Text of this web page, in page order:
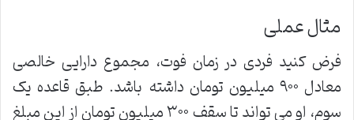
مثال عملی
فرض کنید فردی در زمان فوت، مجموع دارایی خالصی
معادل ۹۰۰ میلیون تومان داشته باشد. طبق قاعده یک
سوم، او می تواند تا سقف ۳۰۰ میلیون تومان از این مبلغ